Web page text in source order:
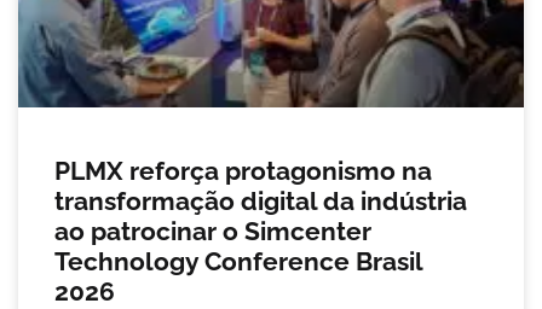
PLMX reforça protagonismo na
transformação digital da indústria
ao patrocinar o Simcenter
Technology Conference Brasil
2026